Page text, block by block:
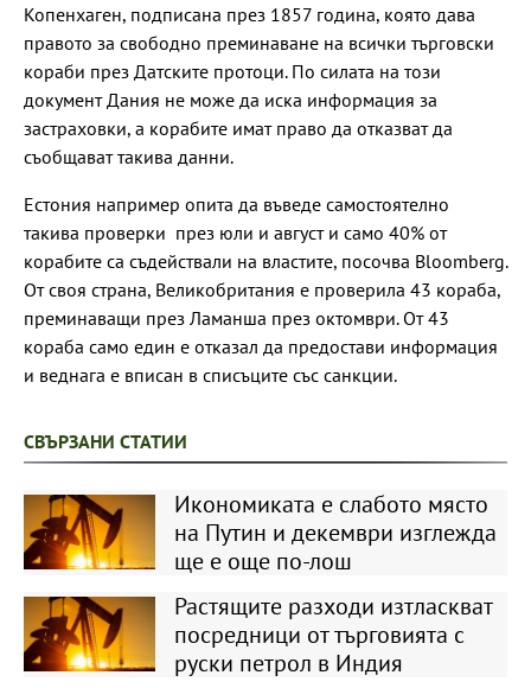
Копенхаген, подписана през 1857 година, която дава
правото за свободно преминаване на всички търговски
кораби през Датските протоци. По силата на този
документ Дания не може да иска информация за
застраховки, а корабите имат право да отказват да
съобщават такива данни.
Естония например опита да въведе самостоятелно
такива проверки през юли и август и само 40% от
корабите са съдействали на властите, посочва Bloomberg.
От своя страна, Великобритания е проверила 43 кораба,
преминаващи през Ламанша през октомври. От 43
кораба само един е отказал да предостави информация
и веднага е вписан в списъците със санкции.
СВЪРЗАНИ СТАТИИ
Икономиката е слабото място
на Путин и декември изглежда
ще е още по-лош
Растящите разходи изтласкват
посредници от търговията с
руски петрол в Индия